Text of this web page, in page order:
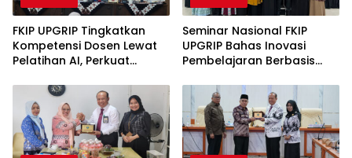
FKIP UPGRIP Tingkatkan
Kompetensi Dosen Lewat
Pelatihan AI, Perkuat
Berbasis Inovasi Digital
Seminar Nasional FKIP
UPGRIP Bahas Inovasi
Pembelajaran Berbasis
Lokal, Hadirkan Pakar
Nasional